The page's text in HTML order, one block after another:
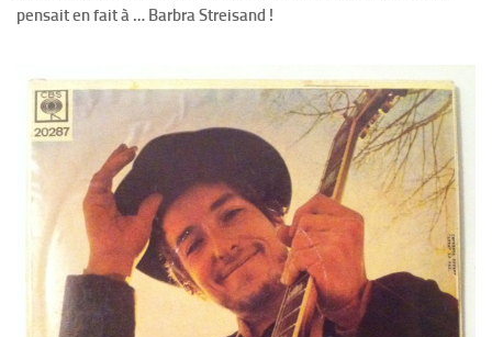
pensait en fait à … Barbra Streisand !